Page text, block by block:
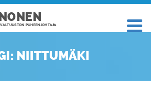
PUHEENJOHTAJA
NIITTUMÄKI